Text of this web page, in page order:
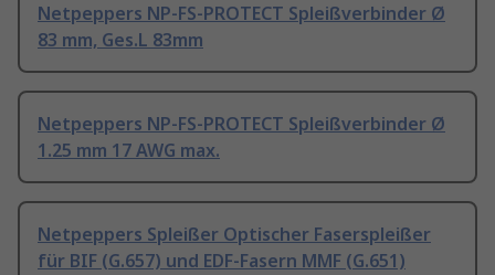
Netpeppers NP-FS-PROTECT Spleißverbinder Ø
83 mm, Ges.L 83mm
Netpeppers NP-FS-PROTECT Spleißverbinder Ø
1.25 mm 17 AWG max.
Netpeppers Spleißer Optischer Faserspleißer
für BIF (G.657) und EDF-Fasern MMF (G.651)